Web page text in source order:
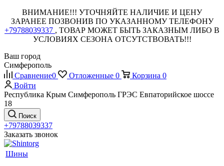
ВНИМАНИЕ!!! УТОЧНЯЙТЕ НАЛИЧИЕ И ЦЕНУ
ЗАРАНЕЕ ПОЗВОНИВ ПО УКАЗАННОМУ ТЕЛЕФОНУ
+79788039337 , ТОВАР МОЖЕТ БЫТЬ ЗАКАЗНЫМ ЛИБО В
УСЛОВИЯХ СЕЗОНА ОТСУТСТВОВАТЬ!!!
Ваш город
Симферополь
Сравнение0 Отложенные 0 Корзина 0
Войти
Республика Крым Симферополь ГРЭС Евпаторийское шоссе
18
Поиск
+79788039337
Заказать звонок
Шины